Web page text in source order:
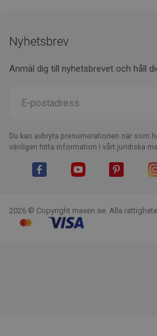
Nyhetsbrev
Anmäl dig till nyhetsbrevet och håll
Du kan avbryta prenumerationen när som
vänligen hitta information i vårt juridiska
2026 © Copyright mexen.se. Alla